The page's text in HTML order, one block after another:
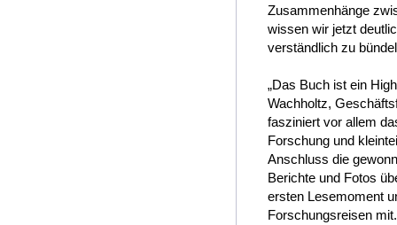
Zusammenhänge
wissen wir jetzt
verständlich zu
„Das Buch ist ein
Wachholtz,
fasziniert vor allem
Forschung und
Anschluss die
Berichte und Fotos
ersten Lesemoment
Forschungsreisen